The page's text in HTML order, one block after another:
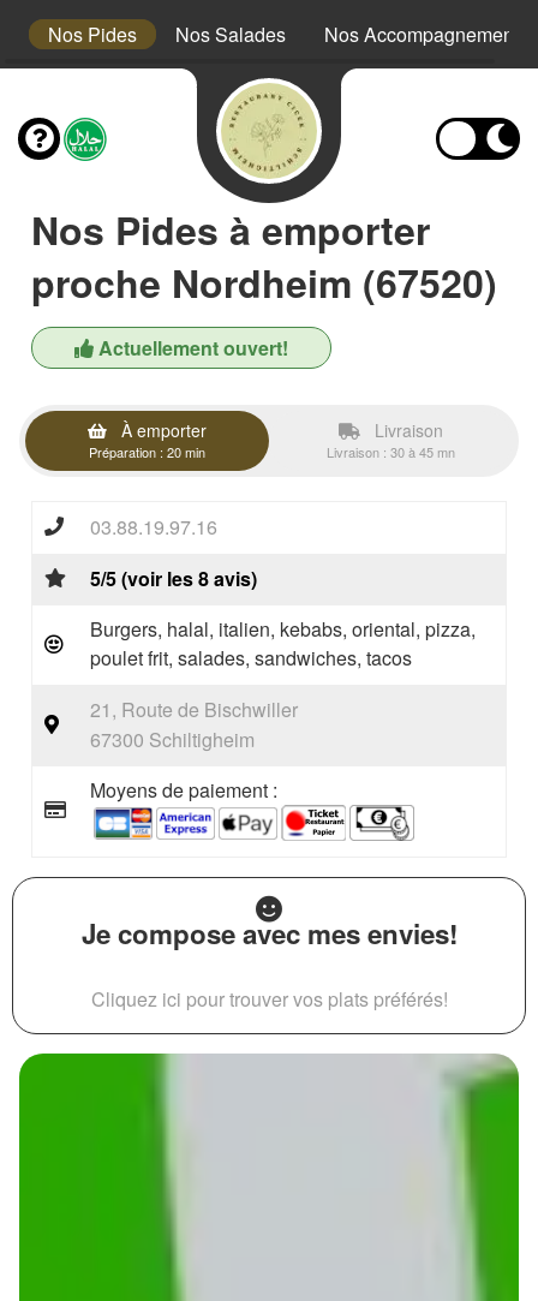
Nos Pides Nos Salades Nos Accompagnements
Nos Pides à emporter
proche Nordheim (67520)
Actuellement ouvert!
À emporter
Préparation : 20 min
Livraison
Livraison : 30 à 45 mn
03.88.19.97.16
5/5 (voir les 8 avis)
Burgers, halal, italien, kebabs, oriental, pizza,
poulet frit, salades, sandwiches, tacos
21, Route de Bischwiller
67300 Schiltigheim
Moyens de paiement :
Je compose avec mes envies!
Cliquez ici pour trouver vos plats préférés!